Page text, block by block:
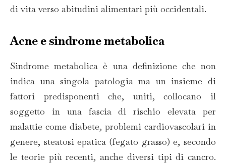
di vita verso abitudini alimentari più occidentali.
Acne e sindrome metabolica
Sindrome metabolica è una definizione che non
indica una singola patologia ma un insieme di
fattori predisponenti che, uniti, collocano il
soggetto in una fascia di rischio elevata per
malattie come diabete, problemi cardiovascolari in
genere, steatosi epatica (fegato grasso) e, secondo
le teorie più recenti, anche diversi tipi di cancro.